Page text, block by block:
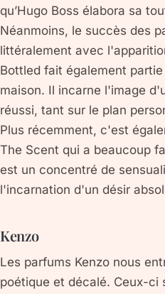
qu’Hugo Boss élabora sa
Néanmoins, le succès des
littéralement avec
Bottled fait également
maison. Il incarne l'image
réussi, tant sur le plan
Plus récemment, c'est
The Scent qui a beaucoup
est un concentré de
l'incarnation d'un désir
Kenzo
Les parfums Kenzo nous
poétique et décalé. Ceux-ci